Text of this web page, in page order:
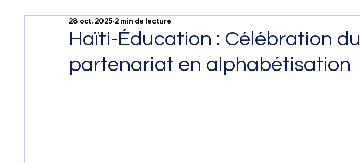
Haïti-Éducation : Célébration du
partenariat en alphabétisation
28 oct. 2025 2 min de lecture